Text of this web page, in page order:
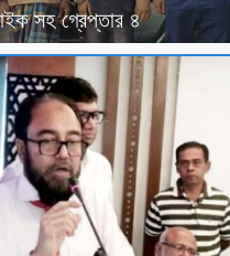
সহ গ্রেপ্তার ৪